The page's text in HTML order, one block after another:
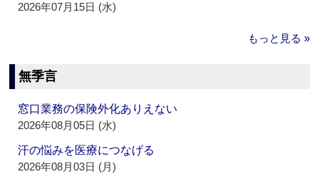
2026年07月15日 (水)
もっと見る »
無季言
窓口業務の保険外化ありえない
2026年08月05日 (水)
汗の悩みを医療につなげる
2026年08月03日 (月)